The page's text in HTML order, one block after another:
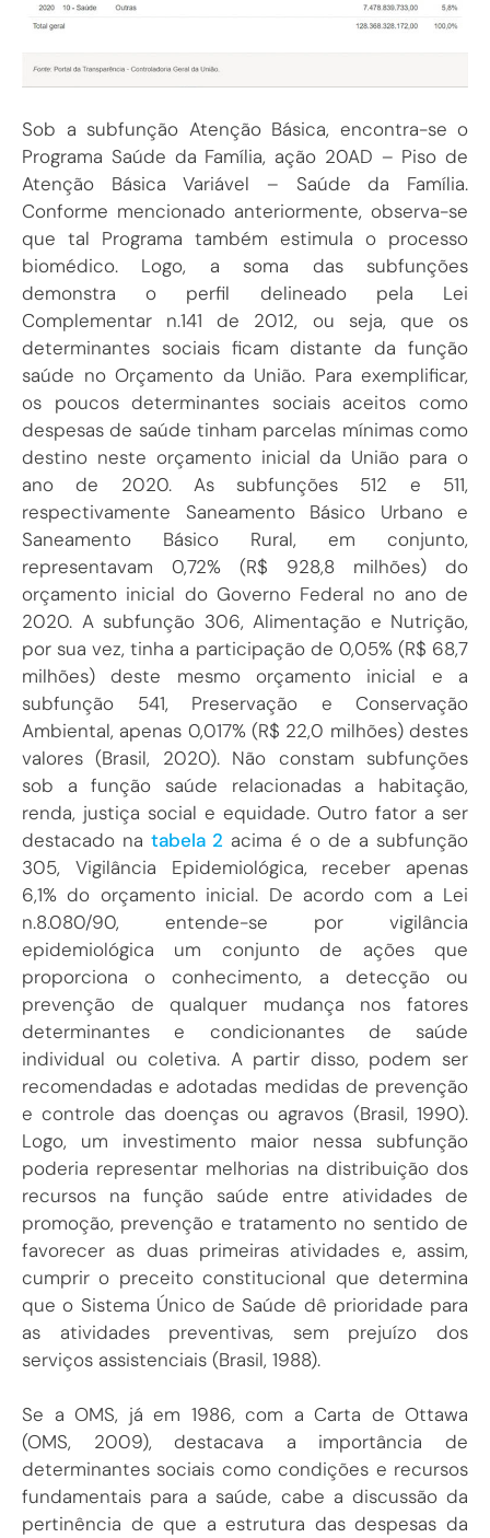
Sob a subfunção Atenção Básica, encontra-se o
Programa Saúde da Família, ação 20AD – Piso de
Atenção Básica Variável – Saúde da Família.
Conforme mencionado anteriormente, observa-se
que tal Programa também estimula o processo
biomédico. Logo, a soma das subfunções
demonstra o perfil delineado pela Lei
Complementar n.141 de 2012, ou seja, que os
determinantes sociais ficam distante da função
saúde no Orçamento da União. Para exemplificar,
os poucos determinantes sociais aceitos como
despesas de saúde tinham parcelas mínimas como
destino neste orçamento inicial da União para o
ano de 2020. As subfunções 512 e 511,
respectivamente Saneamento Básico Urbano e
Saneamento Básico Rural, em conjunto,
representavam 0,72% (R$ 928,8 milhões) do
orçamento inicial do Governo Federal no ano de
2020. A subfunção 306, Alimentação e Nutrição,
por sua vez, tinha a participação de 0,05% (R$ 68,7
milhões) deste mesmo orçamento inicial e a
subfunção 541, Preservação e Conservação
Ambiental, apenas 0,017% (R$ 22,0 milhões) destes
valores (Brasil, 2020). Não constam subfunções
sob a função saúde relacionadas a habitação,
renda, justiça social e equidade. Outro fator a ser
destacado natabela 2 acima é o de a subfunção
305, Vigilância Epidemiológica, receber apenas
6,1% do orçamento inicial. De acordo com a Lei
n.8.080/90, entende-se por vigilância
epidemiológica um conjunto de ações que
proporciona o conhecimento, a detecção ou
prevenção de qualquer mudança nos fatores
determinantes e condicionantes de saúde
individual ou coletiva. A partir disso, podem ser
recomendadas e adotadas medidas de prevenção
e controle das doenças ou agravos (Brasil, 1990).
Logo, um investimento maior nessa subfunção
poderia representar melhorias na distribuição dos
recursos na função saúde entre atividades de
promoção, prevenção e tratamento no sentido de
favorecer as duas primeiras atividades e, assim,
cumprir o preceito constitucional que determina
que o Sistema Único de Saúde dê prioridade para
as atividades preventivas, sem prejuízo dos
serviços assistenciais (Brasil, 1988).
Se a OMS, já em 1986, com a Carta de Ottawa
(OMS, 2009), destacava a importância de
determinantes sociais como condições e recursos
fundamentais para a saúde, cabe a discussão da
pertinência de que a estrutura das despesas da